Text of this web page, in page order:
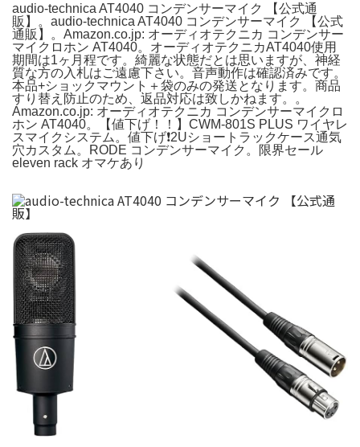
audio-technica AT4040 コンデンサーマイク 【公式通
販】。audio-technica AT4040 コンデンサーマイク 【公式
通販】。Amazon.co.jp: オーディオテクニカ コンデンサー
マイクロホン AT4040。オーディオテクニカAT4040使用
期間は1ヶ月程です。綺麗な状態だとは思いますが、神経
質な方の入札はご遠慮下さい。音声動作は確認済みです。
本品+ショックマウント＋袋のみの発送となります。商品
すり替え防止のため、返品対応は致しかねます。。
Amazon.co.jp: オーディオテクニカ コンデンサーマイクロ
ホン AT4040。【値下げ！！】CWM-801S PLUS ワイヤレ
スマイクシステム。値下げ❗️2Uショートラックケース通気
穴カスタム。RODE コンデンサーマイク。限界セール
eleven rack オマケあり